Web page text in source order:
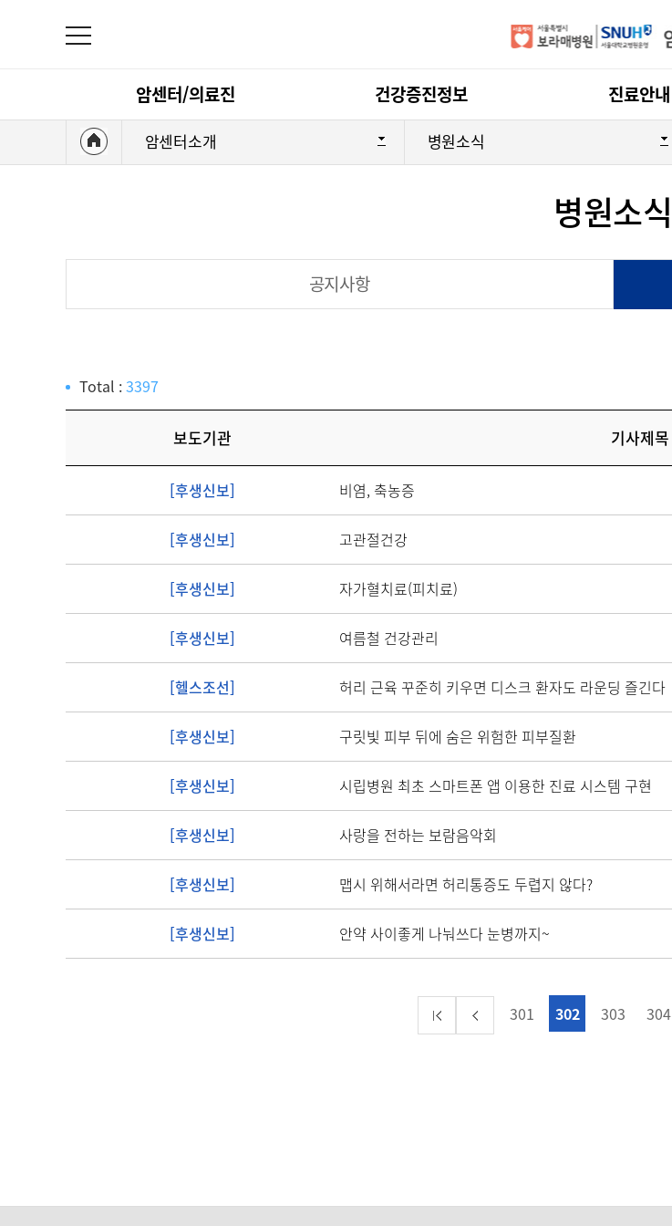
암센터/의료진 건강증진정보 진료안내
암센터소개 병원소식
병원소식
공지사항
Total :3397
보도기관 기사제목
[후생신보] 비염, 축농증
[후생신보] 고관절건강
[후생신보] 자가혈치료(피치료)
[후생신보] 여름철 건강관리
[헬스조선] 허리 근육 꾸준히 키우면 디스크 환자도 라운딩 즐긴다
[후생신보] 구릿빛 피부 뒤에 숨은 위험한 피부질환
[후생신보] 시립병원 최초 스마트폰 앱 이용한 진료 시스템 구현
[후생신보] 사랑을 전하는 보람음악회
[후생신보] 맵시 위해서라면 허리통증도 두렵지 않다?
[후생신보] 안약 사이좋게 나눠쓰다 눈병까지~
301 302 303 304
전체메뉴
간암 센터
식도암 센터
췌장/담도암 센터
폐암 센터
건강증진정보
입퇴원 안내
오시는 길
시설이용 안내
예약 방법 안내 빠른 예약
내원이력 조회
암센터소개 센터 소개 미션/비전
병원소식